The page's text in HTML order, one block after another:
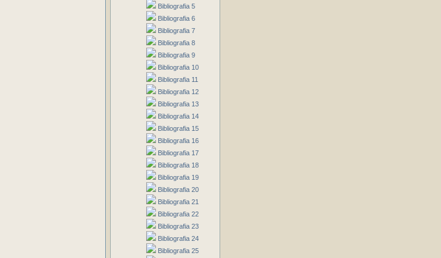
Bibliografia 5
Bibliografia 6
Bibliografia 7
Bibliografia 8
Bibliografia 9
Bibliografia 10
Bibliografia 11
Bibliografia 12
Bibliografia 13
Bibliografia 14
Bibliografia 15
Bibliografia 16
Bibliografia 17
Bibliografia 18
Bibliografia 19
Bibliografia 20
Bibliografia 21
Bibliografia 22
Bibliografia 23
Bibliografia 24
Bibliografia 25